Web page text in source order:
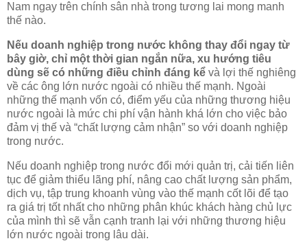
Nam ngay trên chính sân nhà trong tương lai mong manh
thế nào.
Nếu doanh nghiệp trong nước không thay đổi ngay từ
bây giờ, chỉ một thời gian ngắn nữa, xu hướng tiêu
dùng sẽ có những điều chỉnh đáng kể và lợi thế nghiêng
về các ông lớn nước ngoài có nhiều thế mạnh. Ngoài
những thế mạnh vốn có, điểm yếu của những thương hiệu
nước ngoài là mức chi phí vận hành khá lớn cho việc bảo
đảm vị thế và “chất lượng cảm nhận” so với doanh nghiệp
trong nước.
Nếu doanh nghiệp trong nước đổi mới quản trị, cải tiến liên
tục để giảm thiểu lãng phí, nâng cao chất lượng sản phẩm,
dịch vụ, tập trung khoanh vùng vào thế mạnh cốt lõi để tạo
ra giá trị tốt nhất cho những phân khúc khách hàng chủ lực
của mình thì sẽ vẫn cạnh tranh lại với những thương hiệu
lớn nước ngoài trong lâu dài.